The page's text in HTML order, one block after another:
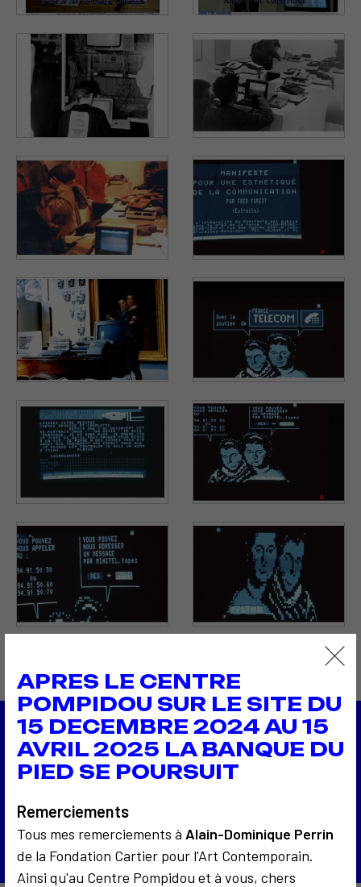
APRES LE CENTRE
POMPIDOU SUR LE SITE DU
15 DECEMBRE 2024 AU 15
AVRIL 2025 LA BANQUE DU
PIED SE POURSUIT
Remerciements
Tous mes remerciements à Alain-Dominique Perrin
de la Fondation Cartier pour l'Art Contemporain.
Ainsi qu'au Centre Pompidou et à vous, chers
1988
1987
Nu sur le câble